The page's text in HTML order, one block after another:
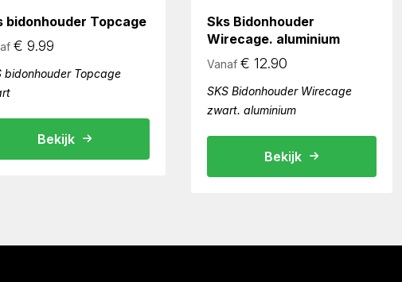
bidonhouder Topcage
€ 9.99
bidonhouder Topcage
Bekijk
Sks Bidonhouder
Wirecage. aluminium
Vanaf € 12.90
SKS Bidonhouder Wirecage
zwart. aluminium
Bekijk